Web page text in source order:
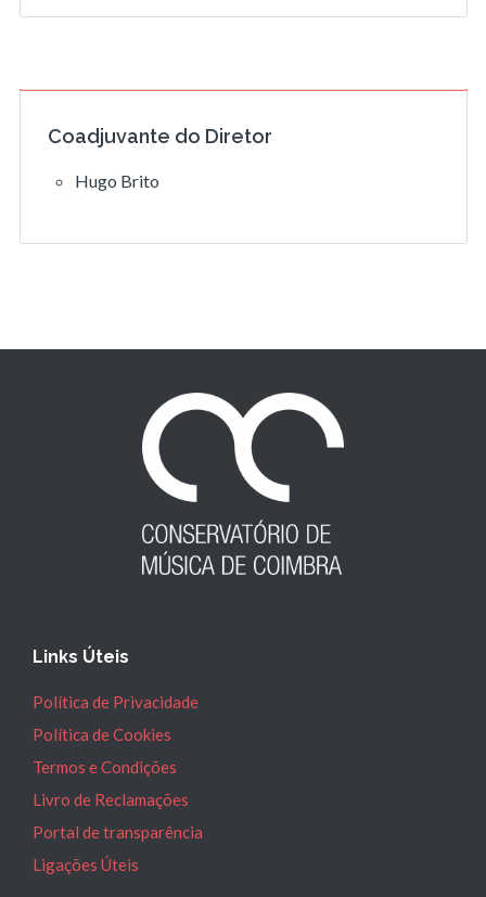
Coadjuvante do Diretor
Hugo Brito
Links Úteis
Política de Privacidade
Política de Cookies
Termos e Condições
Livro de Reclamações
Portal de transparência
Ligações Úteis